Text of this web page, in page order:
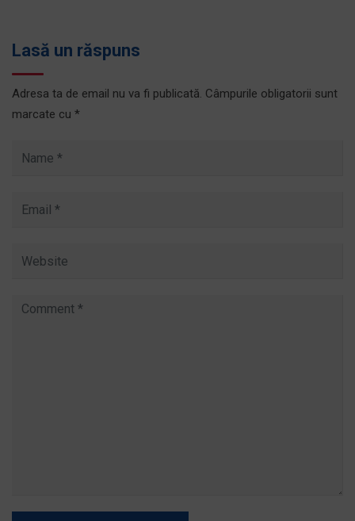
Lasă un răspuns
Adresa ta de email nu va fi publicată. Câmpurile obligatorii sunt
marcate cu *